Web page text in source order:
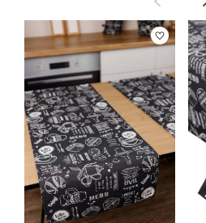
ФИО
email
Комментарий